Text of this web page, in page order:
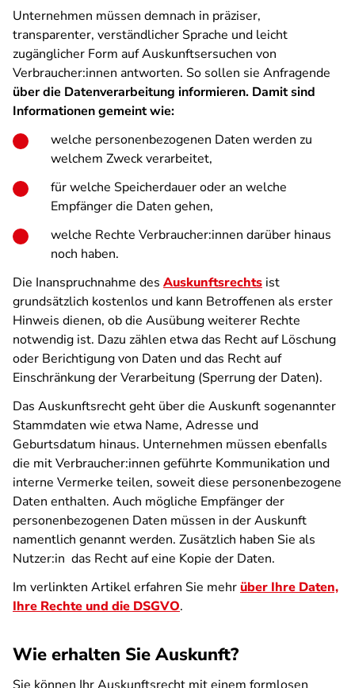
Unternehmen müssen demnach in präziser,
transparenter, verständlicher Sprache und leicht
zugänglicher Form auf Auskunftsersuchen von
Verbraucher:innen antworten. So sollen sie Anfragende
über die Datenverarbeitung informieren. Damit sind
Informationen gemeint wie:
welche personenbezogenen Daten werden zu
welchem Zweck verarbeitet,
für welche Speicherdauer oder an welche
Empfänger die Daten gehen,
welche Rechte Verbraucher:innen darüber hinaus
noch haben.
Die Inanspruchnahme des Auskunftsrechts ist
grundsätzlich kostenlos und kann Betroffenen als erster
Hinweis dienen, ob die Ausübung weiterer Rechte
notwendig ist. Dazu zählen etwa das Recht auf Löschung
oder Berichtigung von Daten und das Recht auf
Einschränkung der Verarbeitung (Sperrung der Daten).
Das Auskunftsrecht geht über die Auskunft sogenannter
Stammdaten wie etwa Name, Adresse und
Geburtsdatum hinaus. Unternehmen müssen ebenfalls
die mit Verbraucher:innen geführte Kommunikation und
interne Vermerke teilen, soweit diese personenbezogene
Daten enthalten. Auch mögliche Empfänger der
personenbezogenen Daten müssen in der Auskunft
namentlich genannt werden. Zusätzlich haben Sie als
Nutzer:in das Recht auf eine Kopie der Daten.
Im verlinkten Artikel erfahren Sie mehrüber Ihre Daten,
Ihre Rechte und die DSGVO.
Wie erhalten Sie Auskunft?